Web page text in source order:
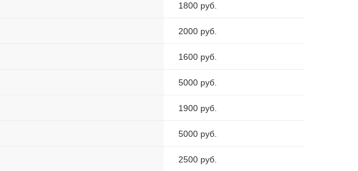
1800 руб.
2000 руб.
1600 руб.
5000 руб.
1900 руб.
5000 руб.
2500 руб.